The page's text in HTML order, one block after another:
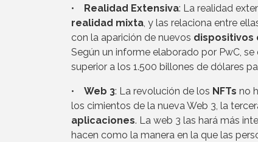
• Realidad Extensiva: La realidad
realidad mixta, y las relaciona entre
con la aparición de nuevos dispositivos
Según un informe elaborado por PwC,
superior a los 1.500 billones de dólares
• Web 3: La revolución de los NFTs no
los cimientos de la nueva Web 3, la
aplicaciones. La web 3 las hará más
hacen como la manera en la que las